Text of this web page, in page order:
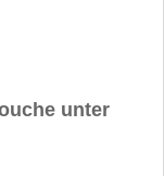
unter